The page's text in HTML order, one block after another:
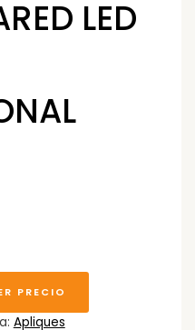
LED
PRECIO
Apliques